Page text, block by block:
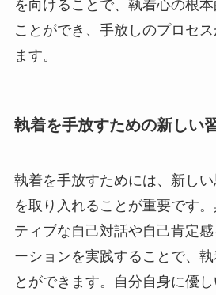
を向けることで、執着心の根
ことができ、手放しのプロセ
ます。
執着を手放すための新しい
執着を手放すためには、新し
を取り入れることが重要です
ティブな自己対話や自己肯定
ーションを実践することで、
とができます。自分自身に優